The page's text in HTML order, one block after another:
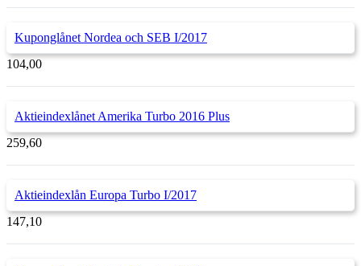
Kuponglånet Nordea och SEB I/2017
104,00
Aktieindexlånet Amerika Turbo 2016 Plus
259,60
Aktieindexlån Europa Turbo I/2017
147,10